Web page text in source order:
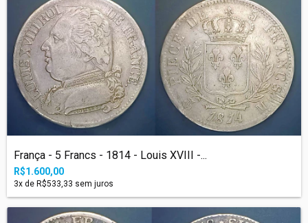
França - 5 Francs - 1814 - Louis XVIII -...
R$1.600,00
3x de R$533,33 sem juros